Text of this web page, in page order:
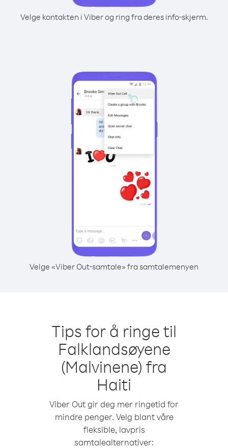
Velge kontakten i Viber og ring fra deres info-skjerm.
Velge «Viber Out-samtale» fra samtalemenyen
Tips for å ringe til
Falklandsøyene
(Malvinene) fra
Haiti
Viber Out gir deg mer ringetid for
mindre penger. Velg blant våre
fleksible, lavpris
samtalealternativer: